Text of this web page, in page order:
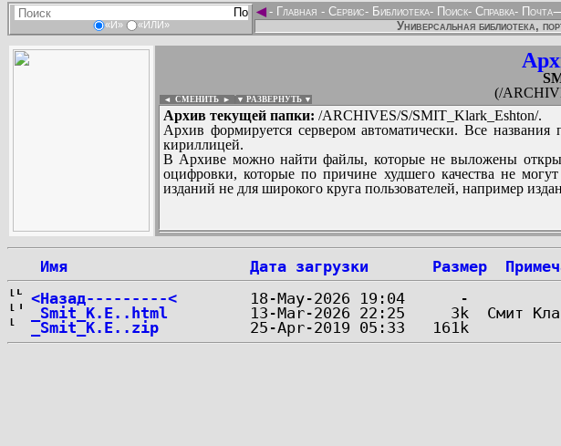
«И» «ИЛИ»
◄- Главная - Сервис- Библиотека- Поиск- Справка- Почта
Универсальная библиотека,
(/
◄ СМЕНИТЬ ► ▼ РАЗВЕРНУТЬ ▼
Архив текущей папки: /ARCHIVES/S/SMIT_Klark_Eshton/.
Архив формируется сервером автоматически. Все
кириллицей.
В Архиве можно найти файлы, которые не выложены
оцифровки, которые по причине худшего качества не
изданий не для широкого круга пользователей, например
...
Имя Дата загрузки Размер
<Назад---------<
_Smit_K.E..html
_Smit_K.E..zip